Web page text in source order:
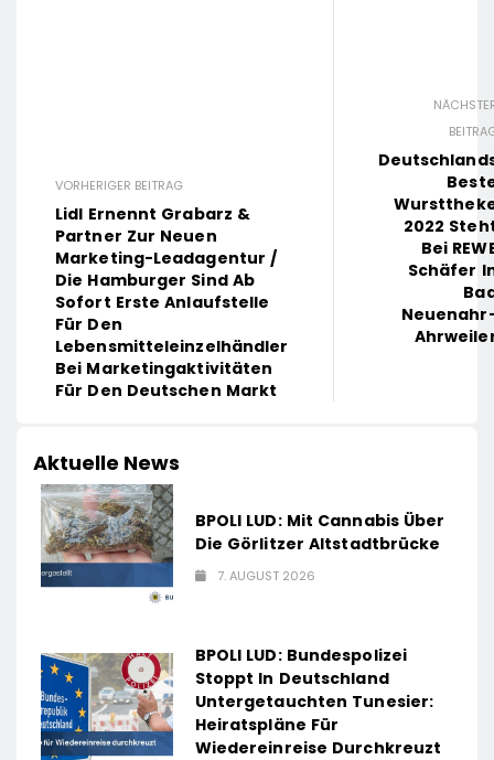
VORHERIGER BEITRAG
Lidl Ernennt Grabarz &
Partner Zur Neuen
Marketing-Leadagentur /
Die Hamburger Sind Ab
Sofort Erste Anlaufstelle
Für Den
Lebensmitteleinzelhändler
Bei Marketingaktivitäten
Für Den Deutschen Markt
2022
Bei
Schäfer
Aktuelle News
BPOLI LUD: Mit Cannabis Über
Die Görlitzer Altstadtbrücke
7. AUGUST 2026
BPOLI LUD: Bundespolizei
Stoppt In Deutschland
Untergetauchten Tunesier:
Heiratspläne Für
Wiedereinreise Durchkreuzt